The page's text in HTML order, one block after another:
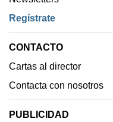
Regístrate
CONTACTO
Cartas al director
Contacta con nosotros
PUBLICIDAD